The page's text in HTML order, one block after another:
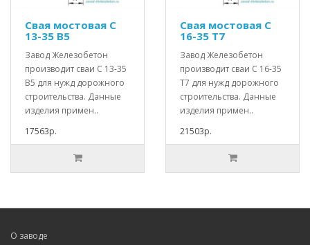
Свая мостовая С
13-35 В5
Завод Железобетон
производит сваи С 13-35
В5 для нужд дорожного
строительства. Данные
изделия примен..
17563р.
Свая мостовая С
16-35 Т7
Завод Железобетон
производит сваи С 16-35
Т7 для нужд дорожного
строительства. Данные
изделия примен..
21503р.
О заводе